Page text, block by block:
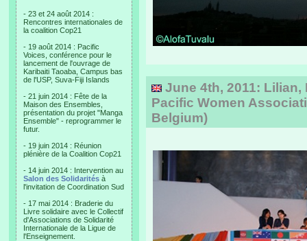
- 23 et 24 août 2014 :
Rencontres internationales de
la coalition Cop21
- 19 août 2014 : Pacific
Voices, conférence pour le
lancement de l'ouvrage de
Karibaiti Taoaba, Campus bas
de l'USP, Suva-Fiji Islands
- 21 juin 2014 : Fête de la
Maison des Ensembles,
présentation du projet "Manga
Ensemble" - reprogrammer le
futur.
- 19 juin 2014 : Réunion
plénière de la Coalition Cop21
- 14 juin 2014 : Intervention au
Salon des Solidarités à
l'invitation de Coordination Sud
- 17 mai 2014 : Braderie du
Livre solidaire avec le Collectif
d'Associations de Solidarité
Internationale de la Ligue de
l'Enseignement.
June 4th, 2011: Lilian,
Pacific Women
Belgium)